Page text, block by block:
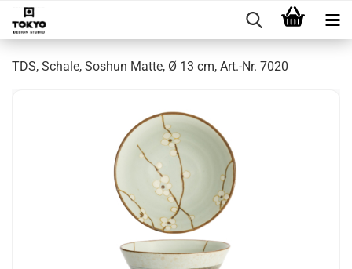
TDS, Schale, Soshun Matte, Ø 13 cm, Art.-Nr. 7020